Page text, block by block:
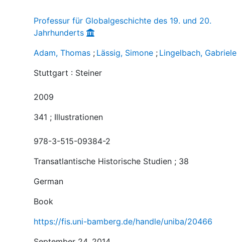
Professur für Globalgeschichte des 19. und 20.
Jahrhunderts
Adam, Thomas ; Lässig, Simone ; Lingelbach, Gabriele
Stuttgart : Steiner
2009
341 ; Illustrationen
978-3-515-09384-2
Transatlantische Historische Studien ; 38
German
Book
https://fis.uni-bamberg.de/handle/uniba/20466